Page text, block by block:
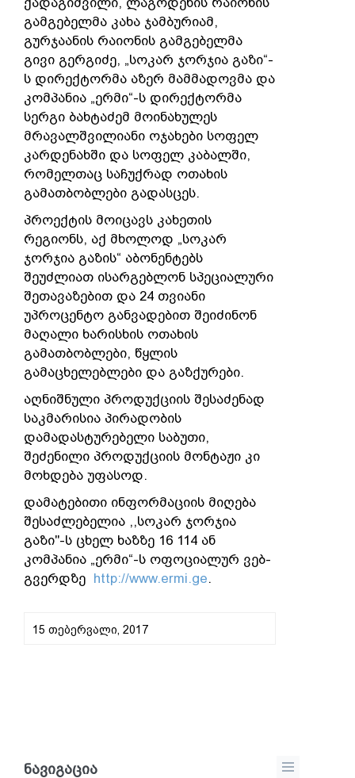
გამგებელმა კახა ჯამბურიამ,
გურჯაანის რაიონის გამგებელმა
გივი გერგიძე, „სოკარ ჯორჯია გაზი“-
ს დირექტორმა აზერ მამმადოვმა და
კომპანია „ერმი“-ს დირექტორმა
სერგი ბახტაძემ მოინახულეს
მრავალშვილიანი ოჯახები სოფელ
კარდენახში და სოფელ კაბალში,
რომელთაც საჩუქრად ოთახის
გამათბობლები გადასცეს.
პროექტის მოიცავს კახეთის
რეგიონს, აქ მხოლოდ „სოკარ
ჯორჯია გაზის“ აბონენტებს
შეუძლიათ ისარგებლონ სპეციალური
შეთავაზებით და 24 თვიანი
უპროცენტო განვადებით შეიძინონ
მაღალი ხარისხის ოთახის
გამათბობლები, წყლის
გამაცხელებლები და გაზქურები.
აღნიშნული პროდუქციის შესაძენად
საკმარისია პირადობის
დამადასტურებელი საბუთი,
შეძენილი პროდუქციის მონტაჟი კი
მოხდება უფასოდ.
დამატებითი ინფორმაციის მიღება
შესაძლებელია ,,სოკარ ჯორჯია
გაზი"-ს ცხელ ხაზზე 16 114 ან
კომპანია „ერმი“-ს ოფოციალურ ვებ-
გვერდზე http://www.ermi.ge.
15 ᲗᲔᲑᲔᲠᲕᲐᲚᲘ, 2017
ᲜᲐᲕᲘᲒᲐᲪᲘᲐ